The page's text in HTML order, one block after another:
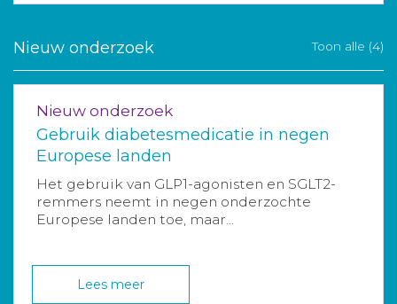
Nieuw onderzoek Toon alle (4)
Nieuw onderzoek
Gebruik diabetesmedicatie in negen
Europese landen
Het gebruik van GLP1-agonisten en SGLT2-
remmers neemt in negen onderzochte
Europese landen toe, maar...
Lees meer